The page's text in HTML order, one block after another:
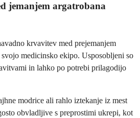
jemanjem argatrobana
krvavitev med prejemanjem
medicinsko ekipo. Usposobljeni so
in lahko po potrebi prilagodijo
modrice ali rahlo iztekanje iz mest
obvladljive s preprostimi ukrepi, kot